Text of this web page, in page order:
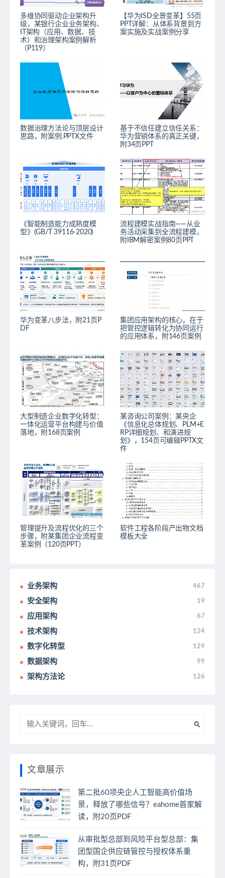
多维协同驱动企业架构升
级，某银行企业业务架构、
IT架构（应用、数据、技
术）和治理架构案例解析
（P119）
【华为ISD全景变革】55页
PPT详解：从体系背景到方
案实施及实战案例分享
数据治理方法论与顶层设计
思路，附案例.PPTX文件
基于不信任建立信任关系：
华为营销体系的真正关键，
附34页PPT
《智能制造能力成熟度模
型》(GB/T 39116-2020)
流程建模实战指南——从业
务活动采集到全流程建模，
附IBM解密案例80页PPT
华为变革八步法，附21页P
DF
集团应用架构的核心，在于
把管控逻辑转化为协同运行
的应用体系，附146页案例
大型制造企业数字化转型：
一体化运营平台构建与价值
落地，附168页案例
某咨询公司案例：某央企
《信息化总体规划、PLM+E
RP详细规划、和演进规
划》，154页可编辑PPTX文
件
管理提升及流程优化的三个
步骤，附某集团企业流程变
革案例（120页PPT）
软件工程各阶段产出物文档
模板大全
业务架构 467
安全架构 19
应用架构 67
技术架构 124
数字化转型 129
数据架构 99
架构方法论 126
文章展示
第二批60项央企人工智能高价值场
景，释放了哪些信号？eahome首家解
读，附20页PDF
从审批型总部到风险平台型总部：集
团型国企供应链管控与授权体系重
构，附31页PDF